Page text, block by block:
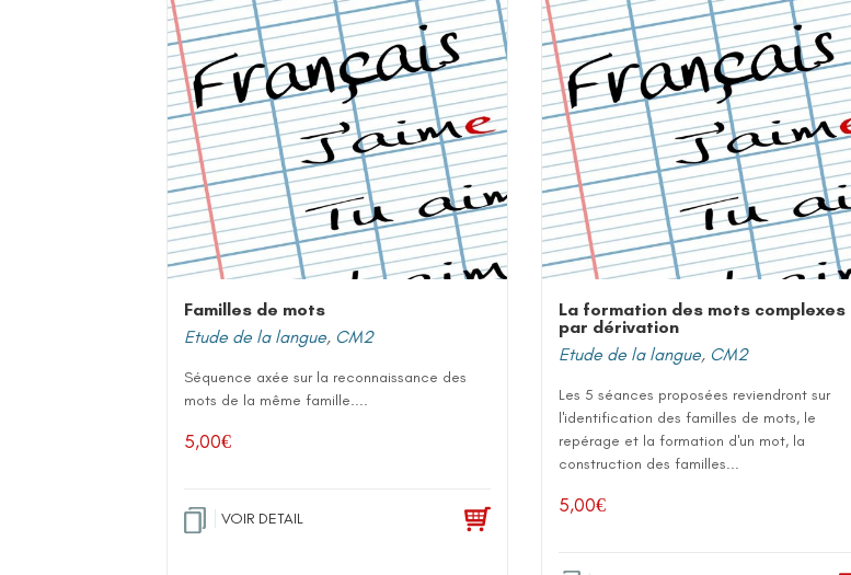
Familles de mots
Etude de la langue, CM2
Séquence axée sur la reconnaissance des
mots de la même famille....
5,00€
VOIR DETAIL
La formation des mots complexes
par dérivation
Etude de la langue, CM2
Les 5 séances proposées reviendront sur
l'identification des familles de mots, le
repérage et la formation d'un mot, la
construction des familles...
5,00€